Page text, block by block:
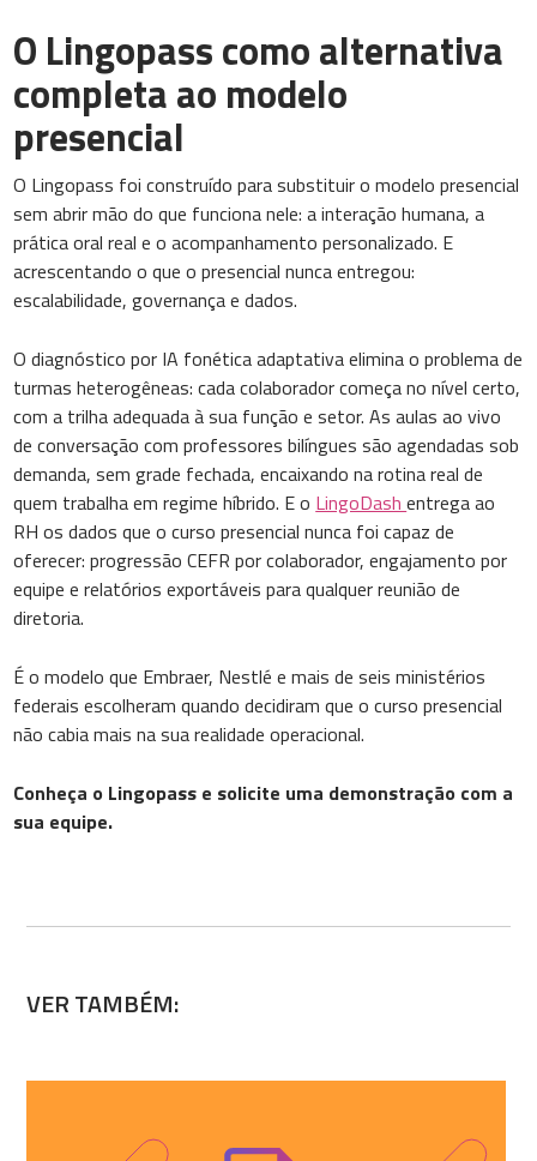
O Lingopass como alternativa
completa ao modelo
presencial
O Lingopass foi construído para substituir o modelo presencial
sem abrir mão do que funciona nele: a interação humana, a
prática oral real e o acompanhamento personalizado. E
acrescentando o que o presencial nunca entregou:
escalabilidade, governança e dados.
O diagnóstico por IA fonética adaptativa elimina o problema de
turmas heterogêneas: cada colaborador começa no nível certo,
com a trilha adequada à sua função e setor. As aulas ao vivo
de conversação com professores bilíngues são agendadas sob
demanda, sem grade fechada, encaixando na rotina real de
quem trabalha em regime híbrido. E o LingoDashentrega ao
RH os dados que o curso presencial nunca foi capaz de
oferecer: progressão CEFR por colaborador, engajamento por
equipe e relatórios exportáveis para qualquer reunião de
diretoria.
É o modelo que Embraer, Nestlé e mais de seis ministérios
federais escolheram quando decidiram que o curso presencial
não cabia mais na sua realidade operacional.
Conheça o Lingopass e solicite uma demonstração com a
sua equipe.
VER TAMBÉM: